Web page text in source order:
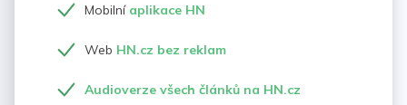
Mobilní aplikace HN
Web HN.cz bez reklam
Audioverze všech článků na HN.cz